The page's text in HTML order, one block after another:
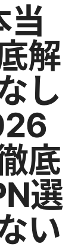
当
解
し
底
選
い